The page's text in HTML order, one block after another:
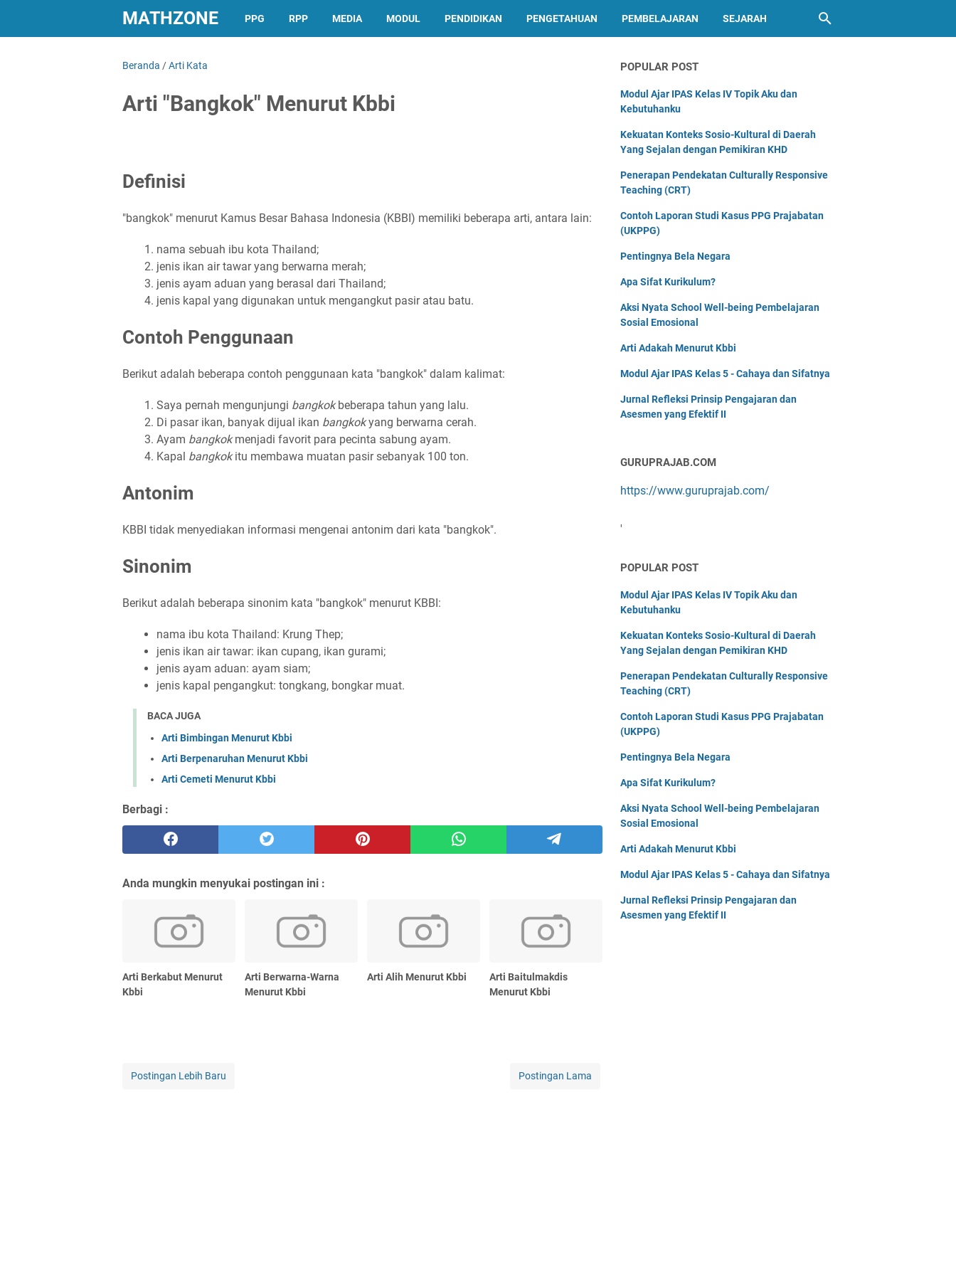
MATHZONE PPG RPP MEDIA MODUL PENDIDIKAN PENGETAHUAN PEMBELAJARAN SEJARAH
Beranda /Arti Kata
Arti "Bangkok" Menurut Kbbi
Definisi
"bangkok" menurut Kamus Besar Bahasa Indonesia (KBBI) memiliki beberapa arti, antara lain:
nama sebuah ibu kota Thailand;
jenis ikan air tawar yang berwarna merah;
jenis ayam aduan yang berasal dari Thailand;
jenis kapal yang digunakan untuk mengangkut pasir atau batu.
Contoh Penggunaan
Berikut adalah beberapa contoh penggunaan kata "bangkok" dalam kalimat:
Saya pernah mengunjungi bangkokbeberapa tahun yang lalu.
Di pasar ikan, banyak dijual ikan bangkokyang berwarna cerah.
Ayam bangkokmenjadi favorit para pecinta sabung ayam.
Kapal bangkokitu membawa muatan pasir sebanyak 100 ton.
Antonim
KBBI tidak menyediakan informasi mengenai antonim dari kata "bangkok".
Sinonim
Berikut adalah beberapa sinonim kata "bangkok" menurut KBBI:
nama ibu kota Thailand: Krung Thep;
jenis ikan air tawar: ikan cupang, ikan gurami;
jenis ayam aduan: ayam siam;
jenis kapal pengangkut: tongkang, bongkar muat.
BACA JUGA
Arti Bimbingan Menurut Kbbi
Arti Berpenaruhan Menurut Kbbi
Arti Cemeti Menurut Kbbi
Berbagi :
Anda mungkin menyukai postingan ini :
Arti Berkabut Menurut
Kbbi
Arti Berwarna-Warna
Menurut Kbbi
Arti Alih Menurut Kbbi
Arti Baitulmakdis
Menurut Kbbi
Postingan Lebih Baru Postingan Lama
POPULAR POST
Modul Ajar IPAS Kelas IV Topik Aku dan
Kebutuhanku
Kekuatan Konteks Sosio-Kultural di Daerah
Yang Sejalan dengan Pemikiran KHD
Penerapan Pendekatan Culturally Responsive
Teaching (CRT)
Contoh Laporan Studi Kasus PPG Prajabatan
(UKPPG)
Pentingnya Bela Negara
Apa Sifat Kurikulum?
Aksi Nyata School Well-being Pembelajaran
Sosial Emosional
Arti Adakah Menurut Kbbi
Modul Ajar IPAS Kelas 5 - Cahaya dan Sifatnya
Jurnal Refleksi Prinsip Pengajaran dan
Asesmen yang Efektif II
GURUPRAJAB.COM
https://www.guruprajab.com/
'
POPULAR POST
Modul Ajar IPAS Kelas IV Topik Aku dan
Kebutuhanku
Kekuatan Konteks Sosio-Kultural di Daerah
Yang Sejalan dengan Pemikiran KHD
Penerapan Pendekatan Culturally Responsive
Teaching (CRT)
Contoh Laporan Studi Kasus PPG Prajabatan
(UKPPG)
Pentingnya Bela Negara
Apa Sifat Kurikulum?
Aksi Nyata School Well-being Pembelajaran
Sosial Emosional
Arti Adakah Menurut Kbbi
Modul Ajar IPAS Kelas 5 - Cahaya dan Sifatnya
Jurnal Refleksi Prinsip Pengajaran dan
Asesmen yang Efektif II